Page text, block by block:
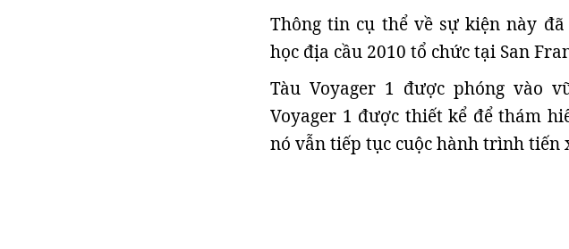
Thông tin cụ thể về sự kiện này
học địa cầu 2010 tổ chức tại San
Tàu Voyager 1 được phóng vào
Voyager 1 được thiết kể để thám
nó vẫn tiếp tục cuộc hành trình tiến